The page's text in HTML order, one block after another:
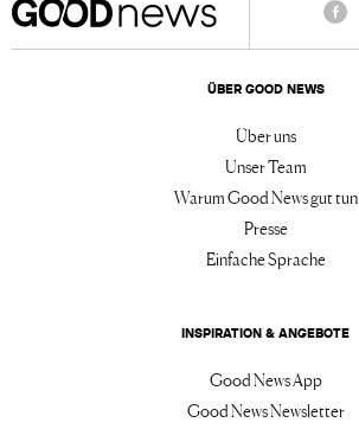
ÜBER GOOD NEWS
Über uns
Unser Team
Warum Good News gut tun
Presse
Einfache Sprache
INSPIRATION & ANGEBOTE
Good News App
Good News Newsletter